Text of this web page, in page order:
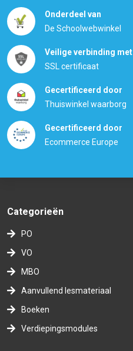
Onderdeel van
De Schoolwebwinkel
Veilige verbinding met
SSL certificaat
Gecertificeerd door
Thuiswinkel waarborg
Gecertificeerd door
Ecommerce Europe
Categorieën
PO
VO
MBO
Aanvullend lesmateriaal
Boeken
Verdiepingsmodules